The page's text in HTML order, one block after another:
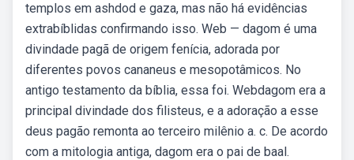
templos em ashdod e gaza, mas não há evidências
extrabíblidas confirmando isso. Web — dagom é uma
divindade pagã de origem fenícia, adorada por
diferentes povos cananeus e mesopotâmicos. No
antigo testamento da bíblia, essa foi. Webdagom era a
principal divindade dos filisteus, e a adoração a esse
deus pagão remonta ao terceiro milênio a. c. De acordo
com a mitologia antiga, dagom era o pai de baal.